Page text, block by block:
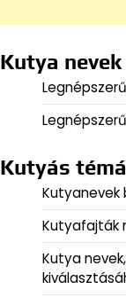
Kutya
Kutyás
Kutyanevek
Kutyafajták
Kutya